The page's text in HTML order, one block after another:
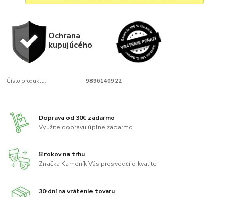
Ochrana
kupujúcého
Číslo produktu: 9896140922
Doprava od 30€ zadarmo
Využite dopravu úplne zadarmo
8 rokov na trhu
Značka Kameník Vás presvedčí o kvalite
30 dní na vrátenie tovaru